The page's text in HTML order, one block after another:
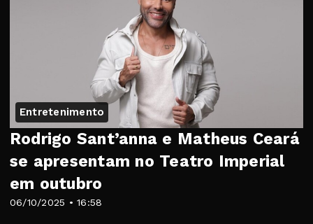
Entretenimento
06/10/2025 • 16:58
Rodrigo Sant’anna e Matheus Ceará
se apresentam no Teatro Imperial
em outubro